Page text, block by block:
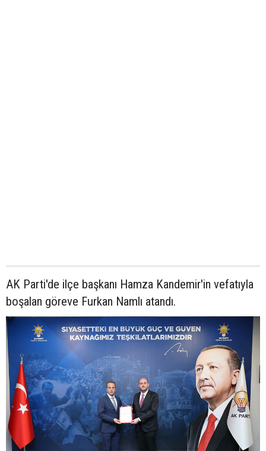
AK Parti'de ilçe başkanı Hamza Kandemir'in vefatıyla
boşalan göreve Furkan Namlı atandı.